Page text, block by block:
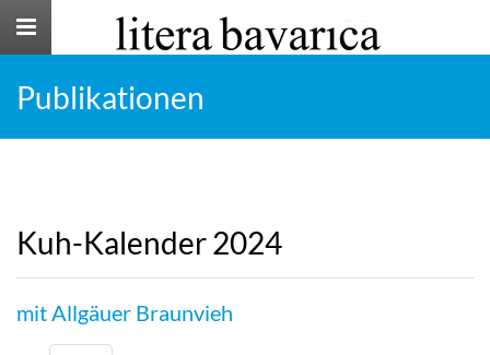
Toggle
Publikationen
Kuh-Kalender 2024
mit Allgäuer Braunvieh